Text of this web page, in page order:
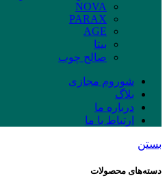
NOVA
PARAX
AGE
بیتا
صالح چوب
شوروم مجازی
بلاگ
درباره ما
ارتباط با ما
بستن
دسته‌های محصولات